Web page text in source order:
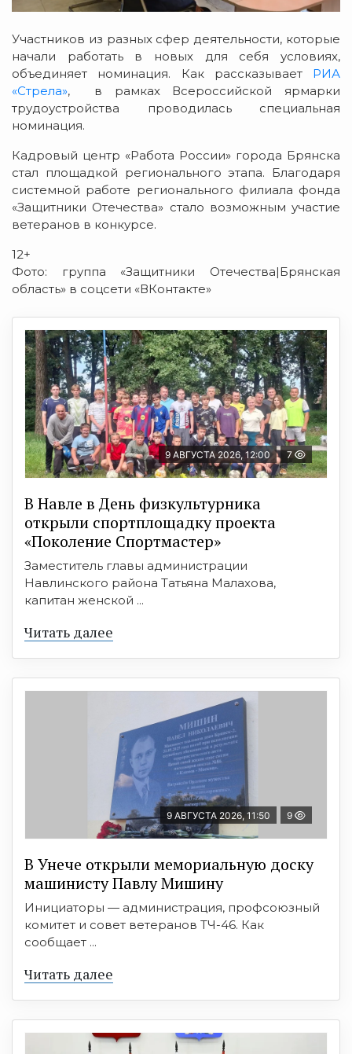
Участников из разных сфер деятельности, которые
начали работать в новых для себя условиях,
объединяет номинация. Как рассказываетРИА
«Стрела», в рамках Всероссийской ярмарки
трудоустройства проводилась специальная
номинация.
Кадровый центр «Работа России» города Брянска
стал площадкой регионального этапа. Благодаря
системной работе регионального филиала фонда
«Защитники Отечества» стало возможным участие
ветеранов в конкурсе.
12+
Фото: группа «Защитники Отечества|Брянская
область» в соцсети «ВКонтакте»
9 АВГУСТА 2026, 12:00 7
В Навле в День физкультурника
открыли спортплощадку проекта
«Поколение Спортмастер»
Заместитель главы администрации
Навлинского района Татьяна Малахова,
капитан женской ...
Читать далее
9 АВГУСТА 2026, 11:50 9
В Унече открыли мемориальную доску
машинисту Павлу Мишину
Инициаторы — администрация, профсоюзный
комитет и совет ветеранов ТЧ-46. Как
сообщает ...
Читать далее